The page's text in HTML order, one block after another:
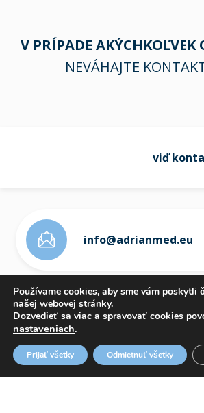
V PRÍPADE AKÝCHKOĽVEK
NEVÁHAJTE
viď
info@adrianmed.eu
OZNAMOVANIE
Používame cookies, aby sme vám
našej webovej stránky.
Dozvedieť sa viac a spravovať cookies
nastaveniach.
Prijať všetky Odmietnuť všetky